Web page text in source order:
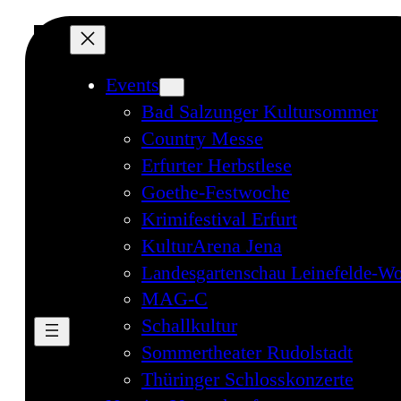
Events
Bad Salzunger Kultursommer
Country Messe
Erfurter Herbstlese
Goethe-Festwoche
Krimifestival Erfurt
KulturArena Jena
Landesgartenschau Leinefelde-
MAG-C
Schallkultur
Sommertheater Rudolstadt
Thüringer Schlosskonzerte